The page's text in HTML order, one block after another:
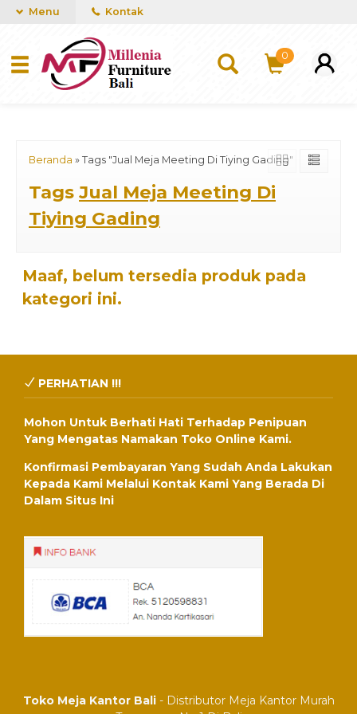
mUCn7CwGawCVTvwq7a99f4AgACOVgZvYEW65FFSDBf0
Menu Kontak
0
Beranda » Tags "Jual Meja Meeting Di Tiying Gading"
Tags Jual Meja Meeting Di
Tiying Gading
Maaf, belum tersedia produk pada
kategori ini.
PERHATIAN !!!
Mohon Untuk Berhati Hati Terhadap Penipuan
Yang Mengatas Namakan Toko Online Kami.
Konfirmasi Pembayaran Yang Sudah Anda Lakukan
Kepada Kami Melalui Kontak Kami Yang Berada Di
Dalam Situs Ini
Toko Meja Kantor Bali- Distributor Meja Kantor Murah